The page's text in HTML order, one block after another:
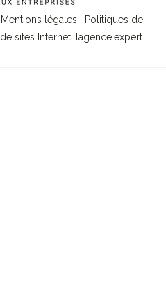
Mentions légales
Politiques de
sites Internet, lagence.expert